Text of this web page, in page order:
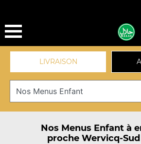
LIVRAISON
Nos Menus Enfant à
proche Wervicq-Sud